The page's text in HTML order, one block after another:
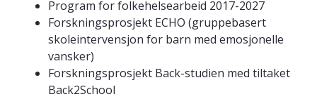
Program for folkehelsearbeid 2017-2027
Forskningsprosjekt ECHO (gruppebasert
skoleintervensjon for barn med emosjonelle
vansker)
Forskningsprosjekt Back-studien med tiltaket
Back2School